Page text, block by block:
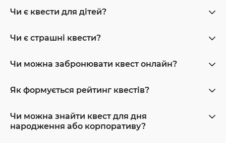
Чи є квести для дітей?
Чи є страшні квести?
Чи можна забронювати квест онлайн?
Як формується рейтинг квестів?
Чи можна знайти квест для дня
народження або корпоративу?